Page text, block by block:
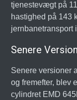
tjenestevægt på
hastighed på 143
jernbanetransport
Senere
Senere versioner
og fremefter, blev
cylindret EMD